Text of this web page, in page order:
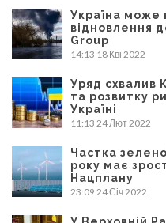
Україна може
відновлення
Group
14:13 18 Кві 2022
Уряд схвалив
та розвитку
Україні
11:13 24 Лют 2022
Частка
року має
Нацплану
23:09 24 Січ 2022